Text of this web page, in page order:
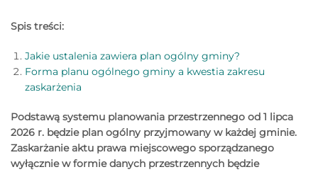
Spis treści:
Jakie ustalenia zawiera plan ogólny gminy?
Forma planu ogólnego gminy a kwestia zakresu
zaskarżenia
Podstawą systemu planowania przestrzennego od 1 lipca
2026 r. będzie plan ogólny przyjmowany w każdej gminie.
Zaskarżanie aktu prawa miejscowego sporządzanego
wyłącznie w formie danych przestrzennych będzie